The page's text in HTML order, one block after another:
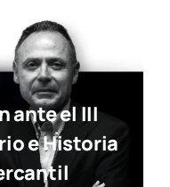
ante el III
e Historia